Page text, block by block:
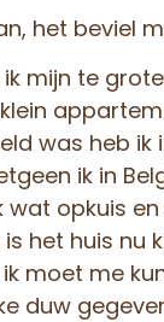
het beviel
mijn te
was heb ik
ik in
wat opkuis
het huis nu
moet me
duw